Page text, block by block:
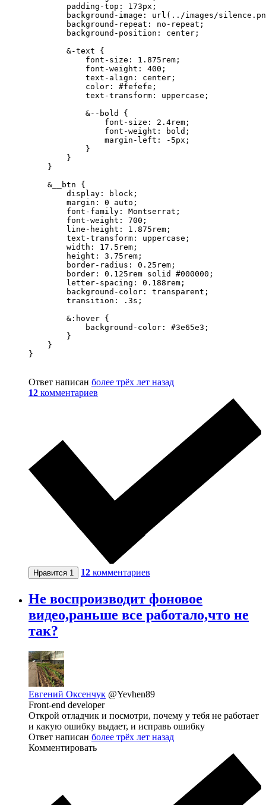
        padding-top: 173px;
background-image: url(../images/
        background-repeat: no-repeat;
        background-position: center;
        &-text {
            font-size: 1.875rem;
            font-weight: 400;
            text-align: center;
            color: #fefefe;
            text-transform: uppercase;
            &--bold {
                font-size: 2.4rem;
                font-weight: bold;
                margin-left: -5px;
            }
        }
    }
    &__btn {
        display: block;
        margin: 0 auto;
        font-family: Montserrat;
        font-weight: 700;
        line-height: 1.875rem;
        text-transform: uppercase;
        width: 17.5rem;
        height: 3.75rem;
        border-radius: 0.25rem;
        border: 0.125rem solid #000000;
        letter-spacing: 0.188rem;
        background-color: transparent;
        transition: .3s;
        &:hover {
            background-color: #3e65e3;
        }
    }
}
Ответ написан более трёх лет назад
12 комментариев
Нравится 1 12 комментариев
Не воспроизводит фоновое
видео,раньше все работало,что не
так?
Евгений Оксенчук @Yevhen89
Front-end developer
Открой отладчик и посмотри, почему у тебя не работает
и какую ошибку выдает, и исправь ошибку
Ответ написан более трёх лет назад
Комментировать